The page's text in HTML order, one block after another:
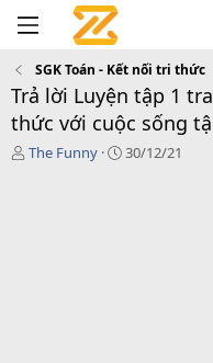
SGK Toán - Kết nối tri thức
Trả lời Luyện tập 1
thức với cuộc sống
T
The Funny
C
30/12/21